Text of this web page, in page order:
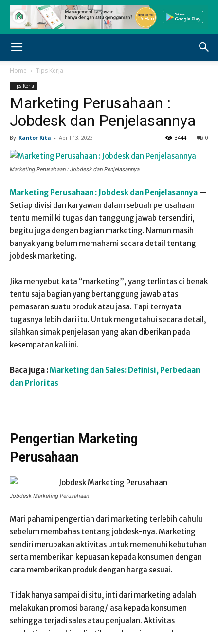
Home Tips Kerja
Tips Kerja
Marketing Perusahaan :
Jobdesk dan Penjelasannya
By Kantor Kita - April 13, 2023 0
3444
Marketing Perusahaan : Jobdesk dan Penjelasannya
Marketing Perusahaan : Jobdesk dan Penjelasannya —
Setiap divisi dan karyawan dalam sebuah perusahaan
tentu memiliki tugas dan tanggung jawab tersendiri,
begitu juga dengan bagian marketing. Namun masih
banyak yang belum memahami secara detail tentang
jobdesk marketing.
Jika menyebut kata “marketing”, yang terlintas di benak
tentu saja bagian yang bertanggung jawab atas
pemasaran suatu produk atau jasa. Tapi ternyata
tugasnya lebih dari itu. Untuk mengetahui secara detail,
silahkan simak penjelasan yang akan diberikan pada
kesempatan kali ini.
Baca juga :Marketing dan Sales: Definisi, Perbedaan
dan Prioritas
Pengertian Marketing
Perusahaan
Jobdesk Marketing Perusahaan
Mari pahami pengertian dari marketing terlebih dahulu
sebelum membahas tentang jobdesk-nya. Marketing
sendiri merupakan aktivitas untuk memenuhi kebutuhan
serta memberikan kepuasan kepada konsumen dengan
cara memberikan produk dengan harga sesuai.
Tidak hanya sampai di situ, inti dari marketing adalah
melakukan promosi barang/jasa kepada konsumen
sehingga terjadi sales atau penjualan. Aktivitas